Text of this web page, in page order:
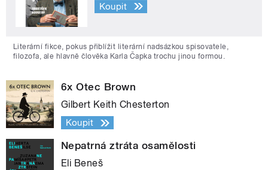
Koupit
Literární fikce, pokus přiblížit literární nadsázkou spisovatele,
filozofa, ale hlavně člověka Karla Čapka trochu jinou formou.
6x Otec Brown
Gilbert Keith Chesterton
Koupit
Nepatrná ztráta osamělosti
Eli Beneš